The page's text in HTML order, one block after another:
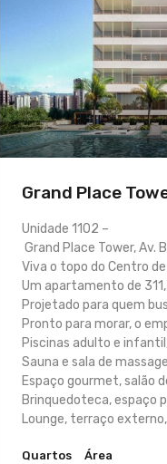
Grand Place
Unidade 1102 –
Grand Place Tower, Av.
Viva o topo do Centro
Um apartamento de
Projetado para quem
Pronto para morar, o
Piscinas adulto e
Sauna e sala de
Espaço gourmet, salão
Brinquedoteca, espaço
Lounge, terraço
Quartos
Área